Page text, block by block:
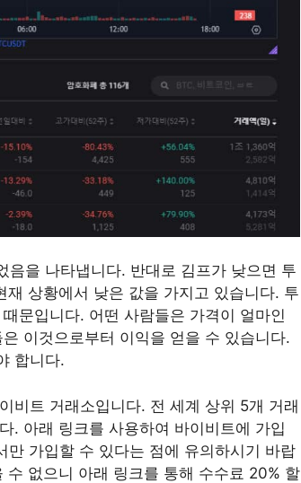
음을 나타냅니다. 반대로 김프가 낮으면 투
상황에서 낮은 값을 가지고 있습니다. 투
문입니다. 어떤 사람들은 가격이 얼마인
이것으로부터 이익을 얻을 수 있습니다.
합니다.
비트 거래소입니다. 전 세계 상위 5개 거래
. 아래 링크를 사용하여 바이비트에 가입
가입할 수 있다는 점에 유의하시기 바랍
없으니 아래 링크를 통해 수수료 20% 할